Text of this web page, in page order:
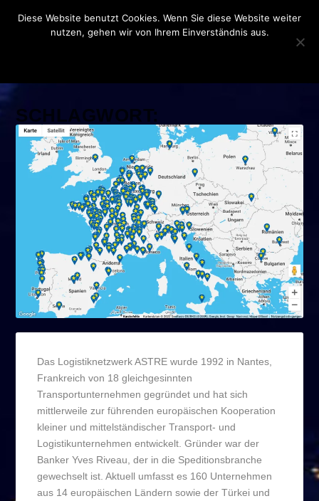
SCHLAGWORT:
DEUTSCHLAND
Das Logistiknetzwerk ASTRE wurde 1992 in Nantes,
Frankreich von 18 gleichgesinnten
Transportunternehmen gegründet und hat sich
mittlerweile zur führenden europäischen Kooperation
kleiner und mittelständischer Transport- und
Logistikunternehmen entwickelt. Gründer war der
Banker Yves Riveau, der in die Speditionsbranche
gewechselt ist. Aktuell umfasst es 160 Unternehmen
aus 14 europäischen Ländern sowie der Türkei und
Diese Website benutzt Cookies. Wenn Sie diese Website weiter
nutzen, gehen wir von Ihrem Einverständnis aus.